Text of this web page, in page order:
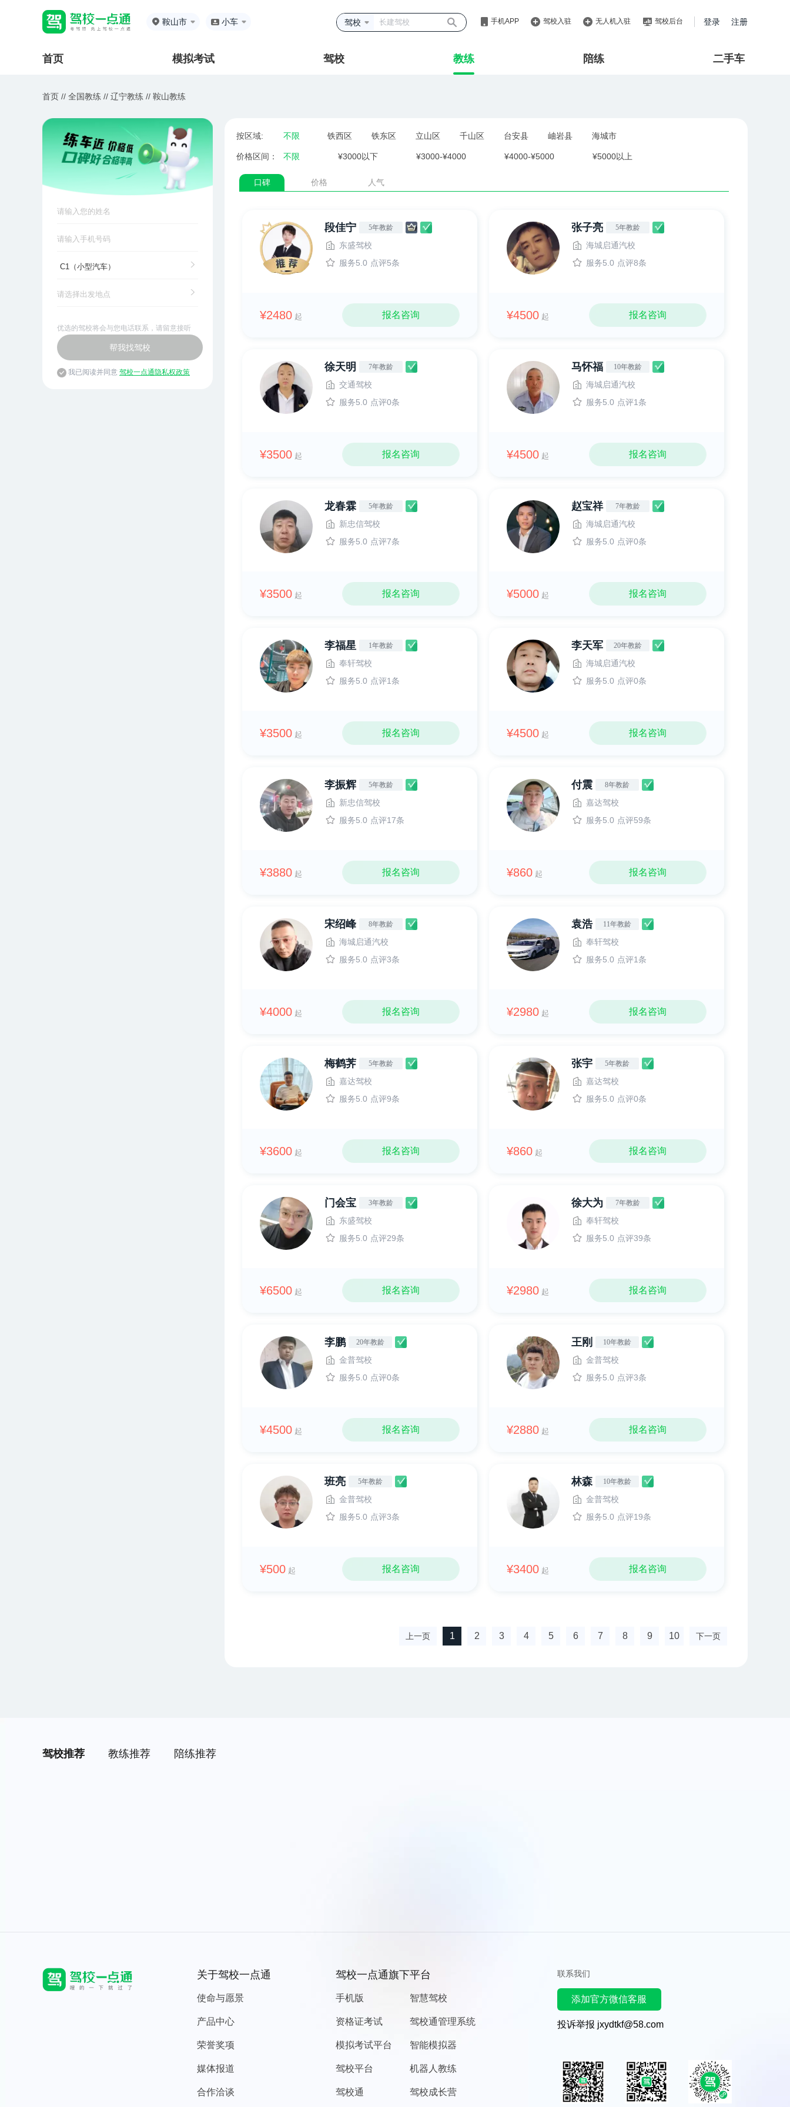
鞍山市 小车 驾校 手机APP 驾校入驻 无人机入驻 驾校后台 登录 注册
首页 模拟考试 驾校 教练 陪练 二手车
首页 // 全国教练 // 辽宁教练 // 鞍山教练
按区域: 不限 铁西区 铁东区 立山区 千山区 台安县 岫岩县 海城市
价格区间： 不限 ¥3000以下 ¥3000-¥4000 ¥4000-¥5000 ¥5000以上
口碑 价格 人气
段佳宁 5年教龄
东盛驾校
服务5.0 点评5条
¥2480 起 报名咨询
张子亮 5年教龄
海城启通汽校
服务5.0 点评8条
¥4500 起 报名咨询
徐天明 7年教龄
交通驾校
服务5.0 点评0条
¥3500 起 报名咨询
马怀福 10年教龄
海城启通汽校
服务5.0 点评1条
¥4500 起 报名咨询
龙春霖 5年教龄
新忠信驾校
服务5.0 点评7条
¥3500 起 报名咨询
赵宝祥 7年教龄
海城启通汽校
服务5.0 点评0条
¥5000 起 报名咨询
李福星 1年教龄
奉轩驾校
服务5.0 点评1条
¥3500 起 报名咨询
李天军 20年教龄
海城启通汽校
服务5.0 点评0条
¥4500 起 报名咨询
李振辉 5年教龄
新忠信驾校
服务5.0 点评17条
¥3880 起 报名咨询
付震 8年教龄
嘉达驾校
服务5.0 点评59条
¥860 起 报名咨询
宋绍峰 8年教龄
海城启通汽校
服务5.0 点评3条
¥4000 起 报名咨询
袁浩 11年教龄
奉轩驾校
服务5.0 点评1条
¥2980 起 报名咨询
梅鹤荠 5年教龄
嘉达驾校
服务5.0 点评9条
¥3600 起 报名咨询
张宇 5年教龄
嘉达驾校
服务5.0 点评0条
¥860 起 报名咨询
门会宝 3年教龄
东盛驾校
服务5.0 点评29条
¥6500 起 报名咨询
徐大为 7年教龄
奉轩驾校
服务5.0 点评39条
¥2980 起 报名咨询
李鹏 20年教龄
金普驾校
服务5.0 点评0条
¥4500 起 报名咨询
王刚 10年教龄
金普驾校
服务5.0 点评3条
¥2880 起 报名咨询
班亮 5年教龄
金普驾校
服务5.0 点评3条
¥500 起 报名咨询
林森 10年教龄
金普驾校
服务5.0 点评19条
¥3400 起 报名咨询
上一页 1 2 3 4 5 6 7 8 9 10 下一页
优选的驾校将会与您电话联系，请留意接听
帮我找驾校
我已阅读并同意 驾校一点通隐私权政策
驾校推荐 教练推荐 陪练推荐
关于驾校一点通
使命与愿景
产品中心
荣誉奖项
媒体报道
合作洽谈
驾校一点通旗下平台
手机版
资格证考试
模拟考试平台
驾校平台
驾校通
智慧驾校
驾校通管理系统
智能模拟器
机器人教练
驾校成长营
联系我们
添加官方微信客服
投诉举报 jxydtkf@58.com